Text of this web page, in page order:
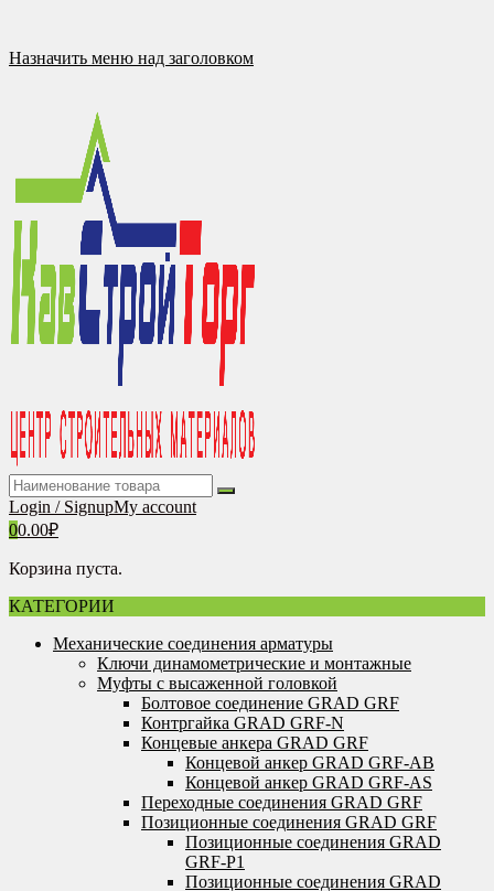
содержимому
Назначить меню над заголовком
Login / SignupMy account
00.00₽
Корзина пуста.
КАТЕГОРИИ
Механические соединения арматуры
Ключи динамометрические и монтажные
Муфты с высаженной головкой
Болтовое соединение GRAD GRF
Контргайка GRAD GRF-N
Концевые анкера GRAD GRF
Концевой анкер GRAD GRF-AB
Концевой анкер GRAD GRF-AS
Переходные соединения GRAD GRF
Позиционные соединения GRAD GRF
Позиционные соединения GRAD
GRF-P1
Позиционные соединения GRAD